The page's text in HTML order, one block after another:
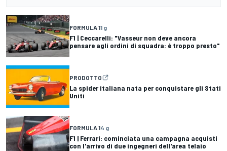
FORMULA 11 g
F1 | Ceccarelli: "Vasseur non deve ancora
pensare agli ordini di squadra: è troppo presto"
PRODOTTO
La spider italiana nata per conquistare gli Stati
Uniti
FORMULA 14 g
F1 | Ferrari: cominciata una campagna acquisti
con l'arrivo di due ingegneri dell'area telaio